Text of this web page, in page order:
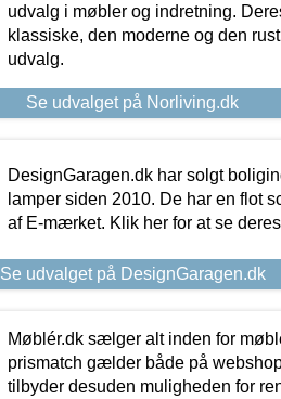
udvalg i møbler og indretning.
klassiske, den moderne og den
udvalg.
Se udvalget på Norliving.dk
DesignGaragen.dk har solgt
lamper siden 2010. De har en flot
af E-mærket. Klik her for at se
Se udvalget på DesignGaragen.dk
Møblér.dk sælger alt inden for
prismatch gælder både på
tilbyder desuden muligheden for